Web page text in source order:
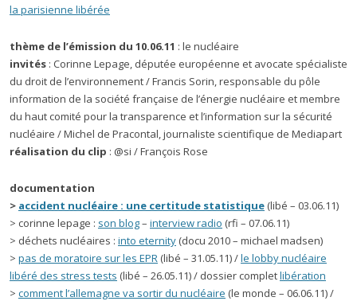
la parisienne libérée
thème de l’émission du 10.06.11 : le nucléaire
invités : Corinne Lepage, députée européenne et avocate spécialiste
du droit de l’environnement / Francis Sorin, responsable du pôle
information de la société française de l’énergie nucléaire et membre
du haut comité pour la transparence et l’information sur la sécurité
nucléaire / Michel de Pracontal, journaliste scientifique de Mediapart
réalisation du clip : @si / François Rose
documentation
> accident nucléaire : une certitude statistique (libé – 03.06.11)
> corinne lepage : son blog– interview radio (rfi – 07.06.11)
> déchets nucléaires : into eternity (docu 2010 – michael madsen)
> pas de moratoire sur les EPR (libé – 31.05.11) /le lobby nucléaire
libéré des stress tests (libé – 26.05.11) / dossier completlibération
> comment l’allemagne va sortir du nucléaire (le monde – 06.06.11) /